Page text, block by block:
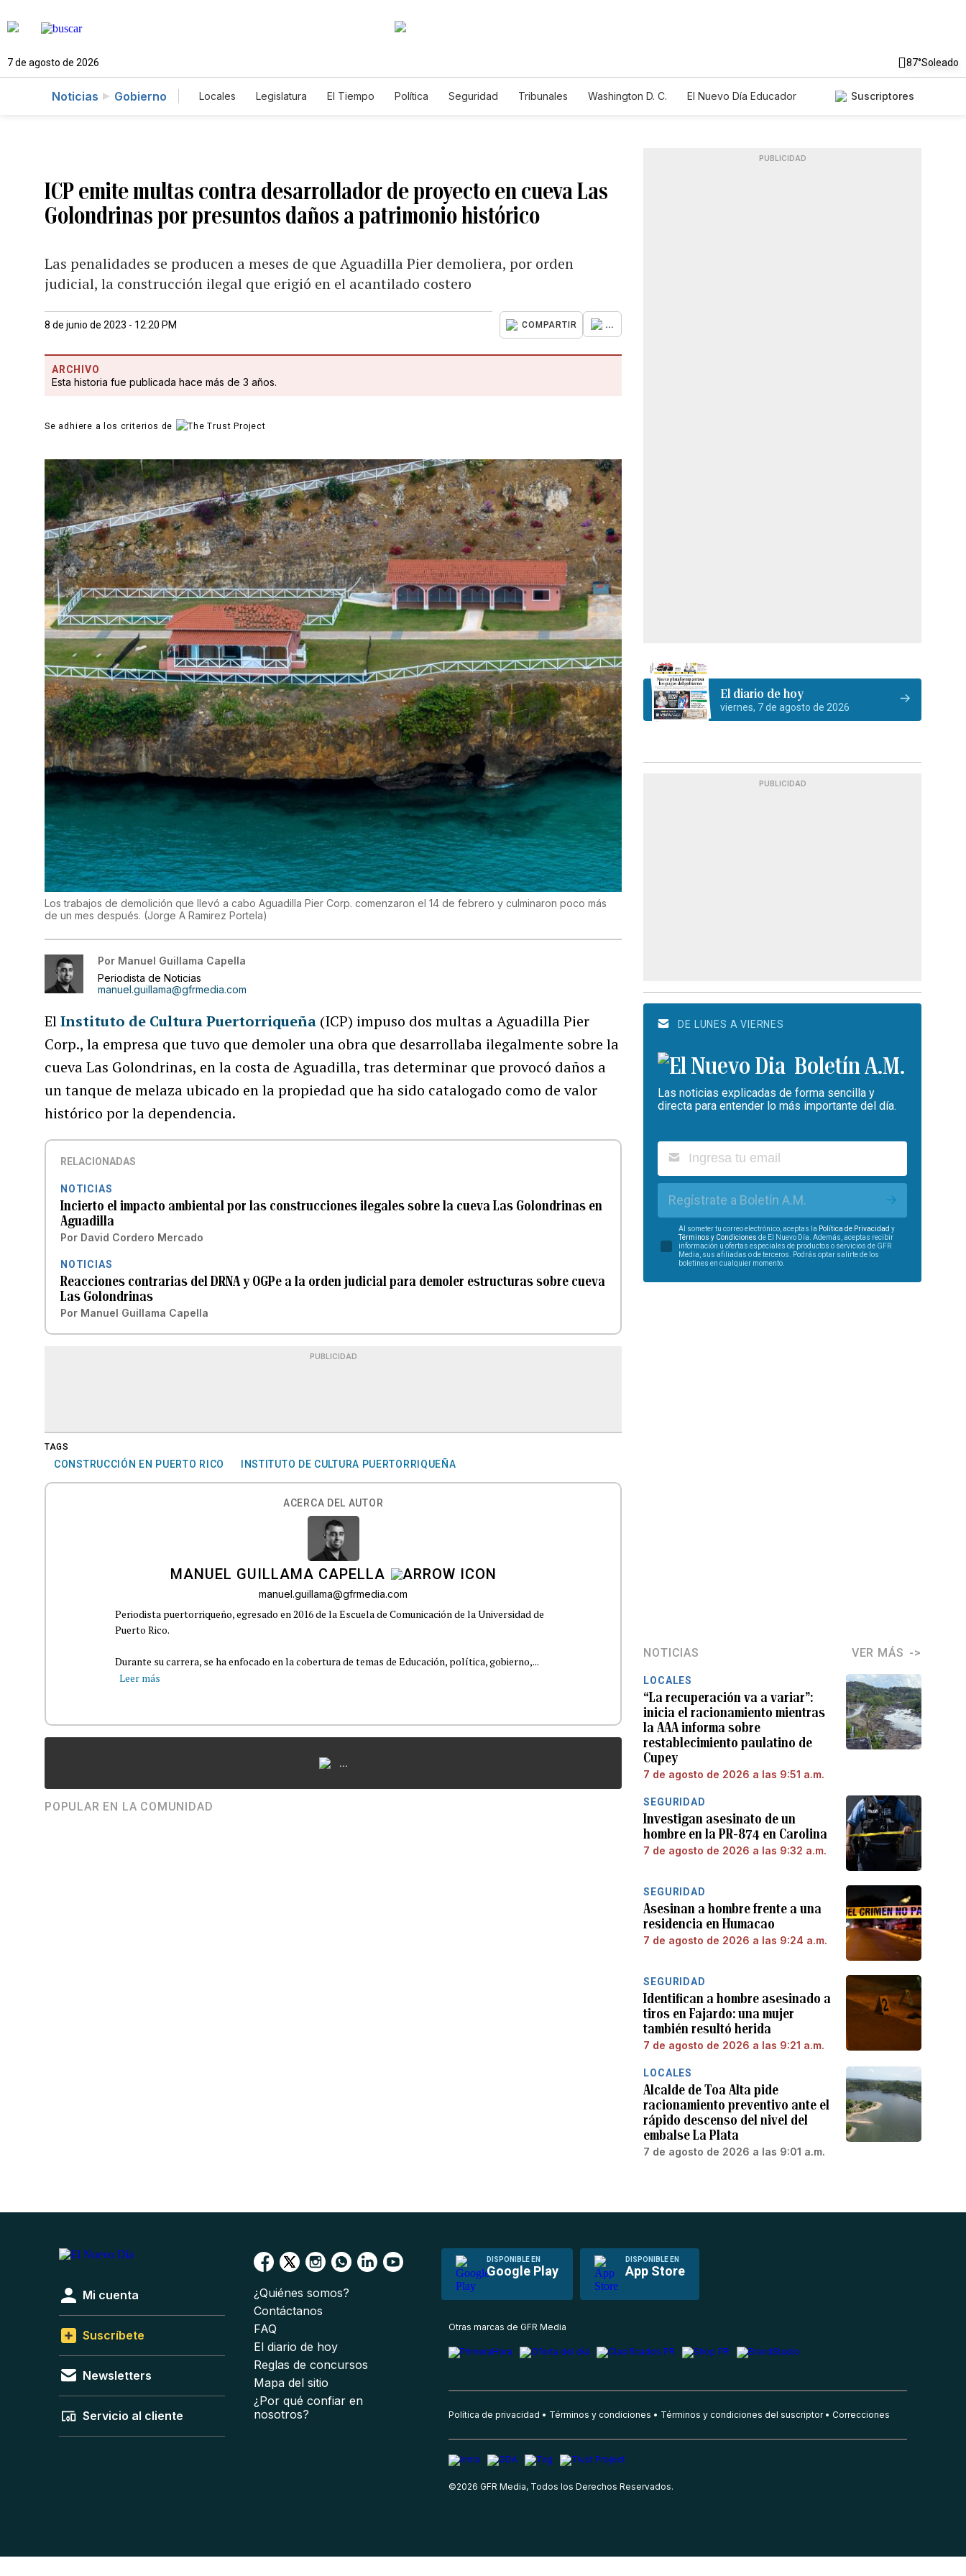
7 de agosto de 2026 87°Soleado
Noticias Gobierno Locales Legislatura El Tiempo Política Seguridad Tribunales Washington D. C.
El Nuevo Día Educador
Suscriptores
ICP emite multas contra desarrollador de proyecto en cueva Las
Golondrinas por presuntos daños a patrimonio histórico
Las penalidades se producen a meses de que Aguadilla Pier demoliera, por orden
judicial, la construcción ilegal que erigió en el acantilado costero
8 de junio de 2023 - 12:20 PM COMPARTIR ...
ARCHIVO
Esta historia fue publicada hace más de 3 años.
Se adhiere a los criterios de
Los trabajos de demolición que llevó a cabo Aguadilla Pier Corp. comenzaron el 14 de febrero y culminaron poco más
de un mes después. (Jorge A Ramirez Portela)
Por Manuel Guillama Capella
Periodista de Noticias
manuel.guillama@gfrmedia.com
ElInstituto de Cultura Puertorriqueña (ICP) impuso dos multas a Aguadilla Pier
Corp., la empresa que tuvo que demoler una obra que desarrollaba ilegalmente sobre la
cueva Las Golondrinas, en la costa de Aguadilla, tras determinar que provocó daños a
un tanque de melaza ubicado en la propiedad que ha sido catalogado como de valor
histórico por la dependencia.
RELACIONADAS
NOTICIAS
Incierto el impacto ambiental por las construcciones ilegales sobre la cueva Las Golondrinas en
Aguadilla
Por David Cordero Mercado
NOTICIAS
Reacciones contrarias del DRNA y OGPe a la orden judicial para demoler estructuras sobre cueva
Las Golondrinas
Por Manuel Guillama Capella
PUBLICIDAD
TAGS
CONSTRUCCIÓN EN PUERTO RICO INSTITUTO DE CULTURA PUERTORRIQUEÑA
ACERCA DEL AUTOR
MANUEL GUILLAMA CAPELLA
manuel.guillama@gfrmedia.com
Periodista puertorriqueño, egresado en 2016 de la Escuela de Comunicación de la Universidad de
Puerto Rico.
Durante su carrera, se ha enfocado en la cobertura de temas de Educación, política, gobierno,...
Leer más
...
POPULAR EN LA COMUNIDAD
PUBLICIDAD
El diario de hoy
viernes, 7 de agosto de 2026
PUBLICIDAD
DE LUNES A VIERNES
Boletín A.M.
Las noticias explicadas de forma sencilla y
directa para entender lo más importante del día.
Regístrate a Boletín A.M.
Al someter tu correo electrónico, aceptas la Política de Privacidad y
Términos y Condiciones de El Nuevo Día. Además, aceptas recibir
información u ofertas especiales de productos o servicios de GFR
Media, sus afiliadas o de terceros. Podrás optar salirte de los
boletines en cualquier momento.
NOTICIAS VER MÁS
LOCALES
“La recuperación va a variar”:
inicia el racionamiento mientras
la AAA informa sobre
restablecimiento paulatino de
Cupey
7 de agosto de 2026 a las 9:51 a.m.
SEGURIDAD
Investigan asesinato de un
hombre en la PR-874 en Carolina
7 de agosto de 2026 a las 9:32 a.m.
SEGURIDAD
Asesinan a hombre frente a una
residencia en Humacao
7 de agosto de 2026 a las 9:24 a.m.
SEGURIDAD
Identifican a hombre asesinado a
tiros en Fajardo: una mujer
también resultó herida
7 de agosto de 2026 a las 9:21 a.m.
LOCALES
Alcalde de Toa Alta pide
racionamiento preventivo ante el
rápido descenso del nivel del
embalse La Plata
7 de agosto de 2026 a las 9:01 a.m.
DISPONIBLE EN
Google Play
DISPONIBLE EN
App Store
Mi cuenta
Suscríbete
Newsletters
Servicio al cliente
¿Quiénes somos?
Contáctanos
FAQ
El diario de hoy
Reglas de concursos
Mapa del sitio
¿Por qué confiar en
nosotros?
Otras marcas de GFR Media
Política de privacidad Términos y condiciones Términos y condiciones del suscriptor Correcciones
©2026 GFR Media, Todos los Derechos Reservados.